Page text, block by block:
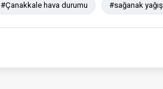
#Çanakkale hava durumu #sağanak yağış